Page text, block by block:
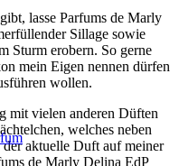
lasse Parfums de Marly
Sillage sowie
Sturm erobern. So gerne
mein Eigen nennen dürfen
wollen.
mit vielen anderen Düften
welches neben
aktuelle Duft auf meiner
de Marly Delina EdP